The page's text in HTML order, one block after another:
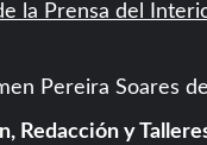
la Prensa del
Pereira Soares
Redacción y